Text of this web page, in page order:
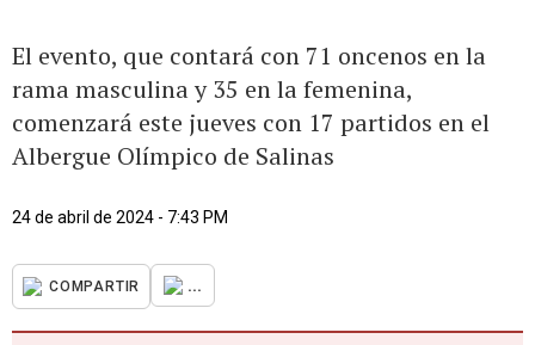
El evento, que contará con 71 oncenos en la
rama masculina y 35 en la femenina,
comenzará este jueves con 17 partidos en el
Albergue Olímpico de Salinas
24 de abril de 2024 - 7:43 PM
COMPARTIR ...